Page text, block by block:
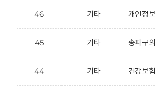
46 기타 개인정
45 기타 송파구
44 기타 건강보